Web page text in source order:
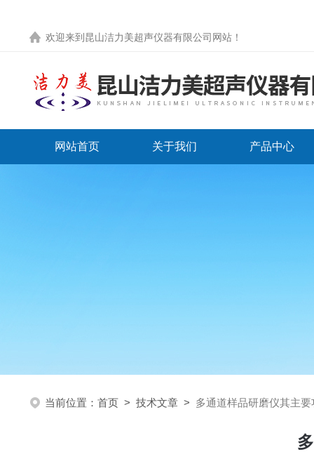
欢迎来到 昆山洁力美超声仪器有限公司网站 ！
网站首页 关于我们 产品中心
当前位置： 首页 > 技术文章 > 多通道样品研磨仪其主